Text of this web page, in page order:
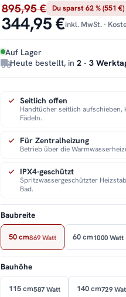
895,95 € Du sparst 62 % (551 €)
344,95 €inkl. MwSt. ·
Auf Lager
Heute bestellt, in2 - 3
Seitlich offen
Handtücher seitlich aufschieben,
Fädeln.
Für Zentralheizung
Betrieb über die
IPX4-geschützt
Spritzwassergeschützter
Bad.
Baubreite
50 cm869 Watt 60 cm1000 Watt
Bauhöhe
115 cm587 Watt 140 cm729